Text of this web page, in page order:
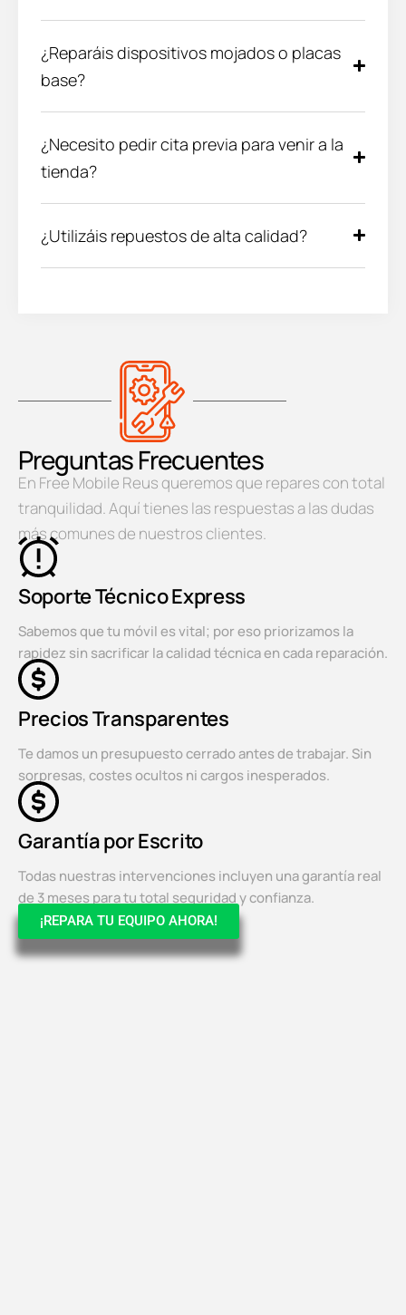
¿Reparáis dispositivos mojados o placas
base?
¿Necesito pedir cita previa para venir a la
tienda?
¿Utilizáis repuestos de alta calidad?
Preguntas Frecuentes
En Free Mobile Reus queremos que repares con total
tranquilidad. Aquí tienes las respuestas a las dudas
más comunes de nuestros clientes.
Soporte Técnico Express
Sabemos que tu móvil es vital; por eso priorizamos la
rapidez sin sacrificar la calidad técnica en cada reparación.
Precios Transparentes
Te damos un presupuesto cerrado antes de trabajar. Sin
sorpresas, costes ocultos ni cargos inesperados.
Garantía por Escrito
Todas nuestras intervenciones incluyen una garantía real
de 3 meses para tu total seguridad y confianza.
¡REPARA TU EQUIPO AHORA!